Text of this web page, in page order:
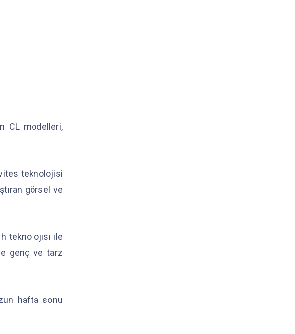
CL modelleri,
vites teknolojisi
görsel ve
teknolojisi ile
genç ve tarz
hafta sonu